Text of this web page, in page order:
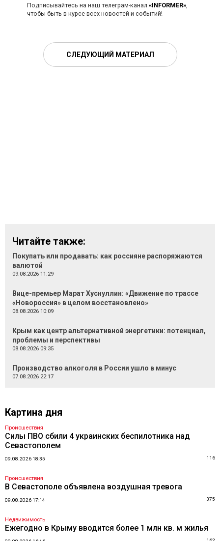
Подписывайтесь на наш телеграм-канал «INFORMER»,
чтобы быть в курсе всех новостей и событий!
СЛЕДУЮЩИЙ МАТЕРИАЛ
Читайте также:
Покупать или продавать: как россияне распоряжаются
валютой
09.08.2026 11:29
Вице-премьер Марат Хуснуллин: «Движение по трассе
«Новороссия» в целом восстановлено»
08.08.2026 10:09
Крым как центр альтернативной энергетики: потенциал,
проблемы и перспективы
08.08.2026 09:35
Производство алкоголя в России ушло в минус
07.08.2026 22:17
Картина дня
Происшествия
Силы ПВО сбили 4 украинских беспилотника над
Севастополем
09.08.2026 18:35 116
Происшествия
В Севастополе объявлена воздушная тревога
09.08.2026 17:14 375
Недвижимость
Ежегодно в Крыму вводится более 1 млн кв. м жилья